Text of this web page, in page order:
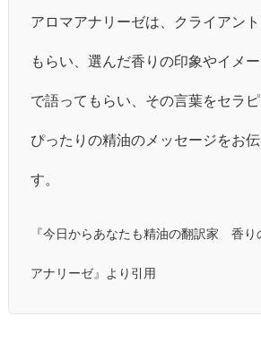
アロマアナリーゼは、クライアン
もらい、選んだ香りの印象やイメ
で語ってもらい、その言葉をセラピ
ぴったりの精油のメッセージをお
す。
『今日からあなたも精油の翻訳家 香り
アナリーゼ』より引用